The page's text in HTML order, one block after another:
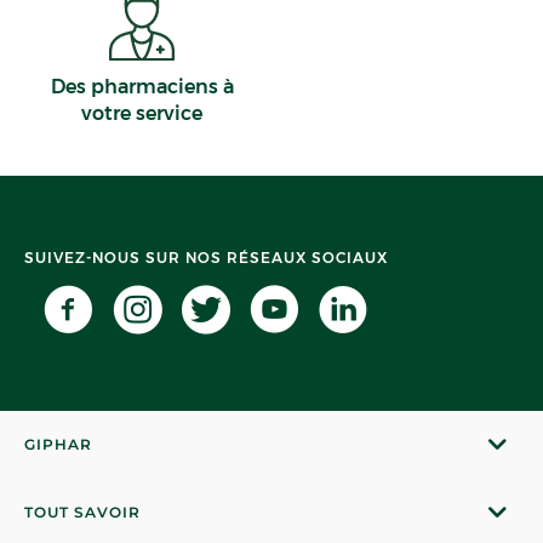
Des pharmaciens à
votre service
SUIVEZ-NOUS SUR NOS RÉSEAUX SOCIAUX
GIPHAR
TOUT SAVOIR